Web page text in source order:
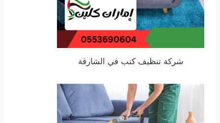
شركة تنظيف كنب في الشارقة